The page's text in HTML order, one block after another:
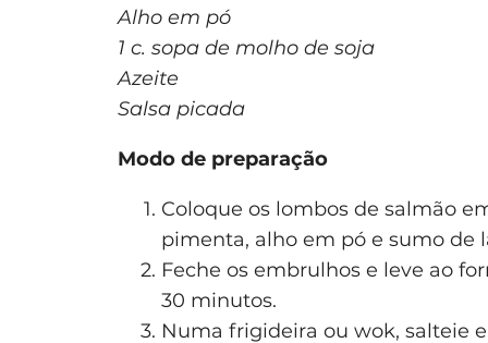
Alho em pó
1 c. sopa de molho de soja
Azeite
Salsa picada
Modo de preparação
Coloque os lombos de salmão
pimenta, alho em pó e sumo de
Feche os embrulhos e leve ao
30 minutos.
Numa frigideira ou wok, salteie